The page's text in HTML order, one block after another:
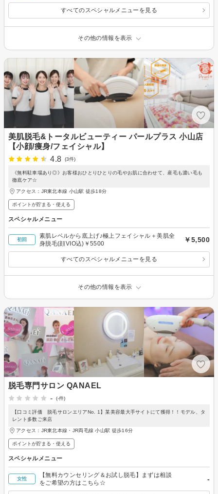
すべてのスペシャルメニューを見る
その他の情報を表示
美肌脱毛&トータルビューティー パールプラス 小山店
【小顔/痩身/フェイシャル】
4.8
(3件)
《無料駐車場あり◎》お客様おひとりひとりの毛やお肌に合わせて、産毛も濃い毛も
徹底ケア☆
アクセス：JR東北本線 小山駅 徒歩18分
ポイントが貯まる・使える
スペシャルメニュー
初回
素肌レベルから底上げ♪極上フェイシャル＋美肌全
身脱毛(顔VIO込)￥5500
￥5,500
すべてのスペシャルメニューを見る
その他の情報を表示
脱毛専門サロン QANAEL
-
(-件)
【口コミ評価 脱毛サロンエリアNo. 1】某美容最大手サイトにて獲得！！モデル、タ
レント多数ご来店
アクセス：JR東北本線・JR両毛線 小山駅 徒歩16分
ポイントが貯まる・使える
スペシャルメニュー
女性
【無料カウンセリング＆お試し脱毛】まずは相談
をご希望の方はこちら☆
-